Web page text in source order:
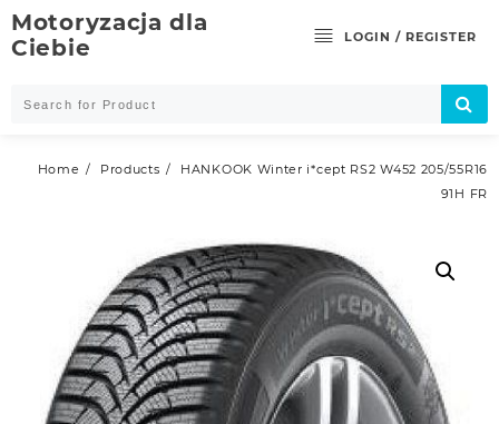
Skip
to
content
Motoryzacja dla
Ciebie
LOGIN / REGISTER
Home Products
HANKOOK Winter i*cept RS2 W452 205/55R16
91H FR